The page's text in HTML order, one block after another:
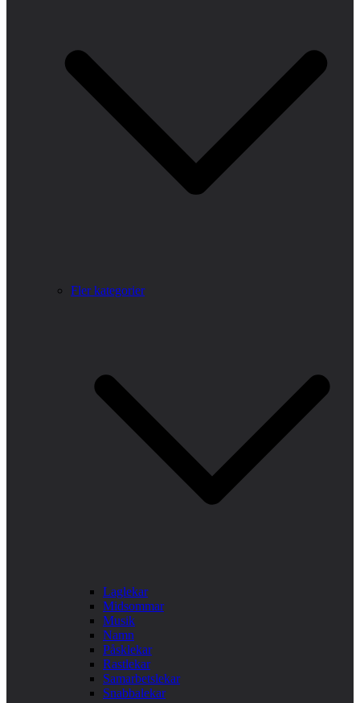
Fler kategorier
Laglekar
Midsommar
Musik
Namn
Påsklekar
Rastlekar
Samarbetslekar
Snabbalekar